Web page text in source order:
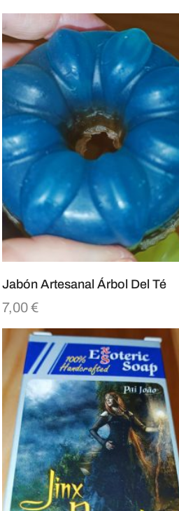
Jabón Artesanal Árbol Del Té
7,00€